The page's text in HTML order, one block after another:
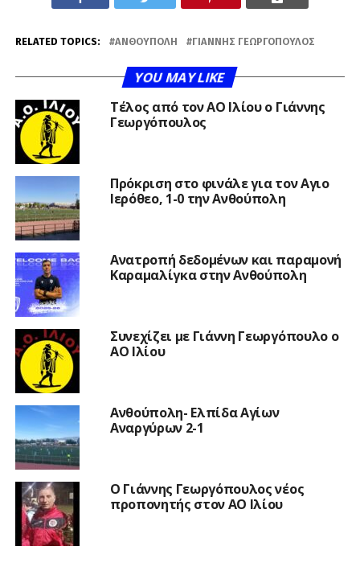
RELATED TOPICS: ΑΝΘΟΎΠΟΛΗ ΓΙΆΝΝΗΣ ΓΕΩΡΓΌΠΟΥΛΟΣ
YOU MAY LIKE
Τέλος από τον ΑΟ Ιλίου ο Γιάννης
Γεωργόπουλος
Πρόκριση στο φινάλε για τον Αγιο
Ιερόθεο, 1-0 την Ανθούπολη
Ανατροπή δεδομένων και παραμονή
Καραμαλίγκα στην Ανθούπολη
Συνεχίζει με Γιάννη Γεωργόπουλο ο
ΑΟ Ιλίου
Ανθούπολη- Ελπίδα Αγίων
Αναργύρων 2-1
Ο Γιάννης Γεωργόπουλος νέος
προπονητής στον ΑΟ Ιλίου